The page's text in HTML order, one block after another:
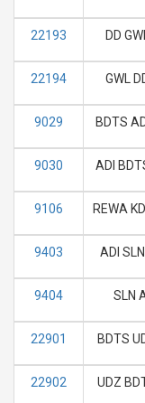
22193 DD
22194 GWL
9029 BDTS
9030 ADI
9106 REWA
9403 ADI SLN
9404 SLN
22901 BDTS
22902 UDZ